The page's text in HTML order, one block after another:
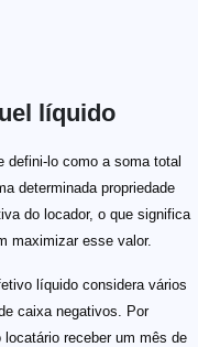
líquido
defini-lo como a soma total
determinada propriedade
do locador, o que significa
maximizar esse valor.
líquido considera vários
caixa negativos. Por
receber um mês de